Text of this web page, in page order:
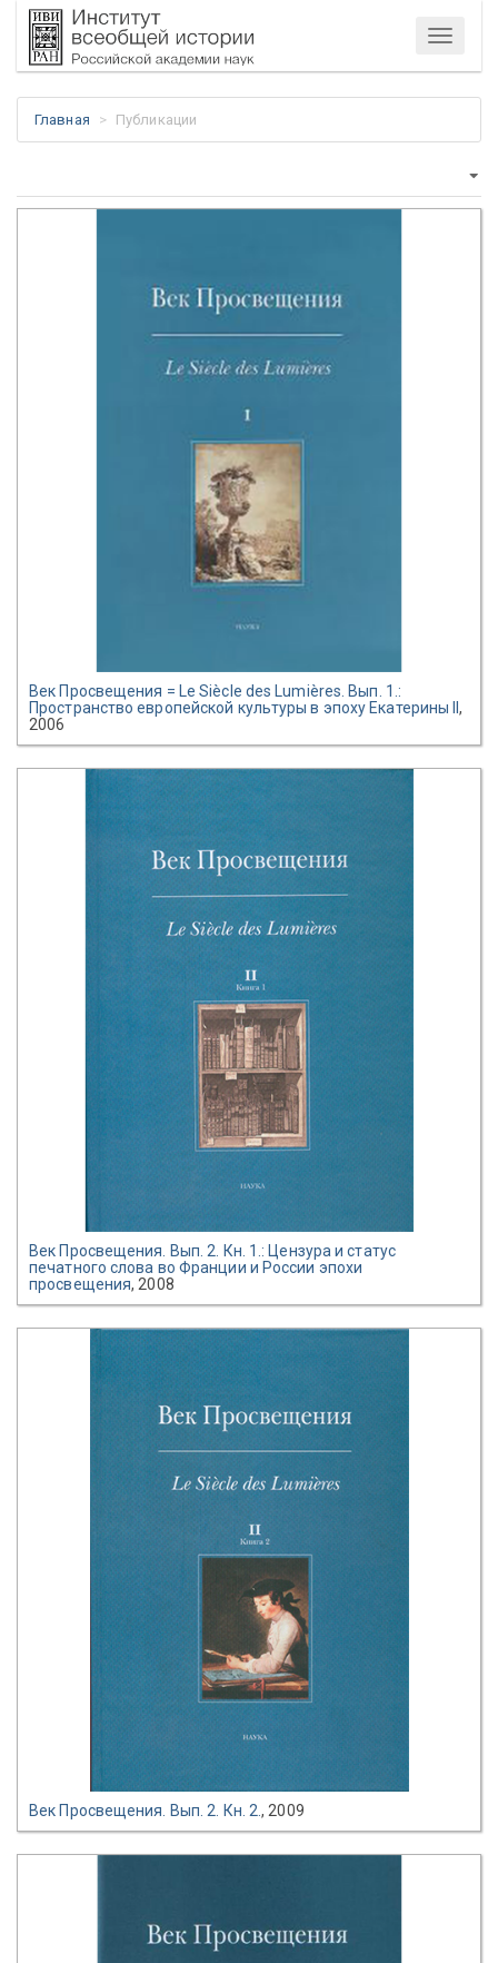
Меню
Главная Публикации
Век Просвещения = Le Siècle des Lumières. Вып. 1.:
Пространство европейской культуры в эпоху Екатерины II,
2006
Век Просвещения. Вып. 2. Кн. 1.: Цензура и статус
печатного слова во Франции и России эпохи
просвещения, 2008
Век Просвещения. Вып. 2. Кн. 2., 2009